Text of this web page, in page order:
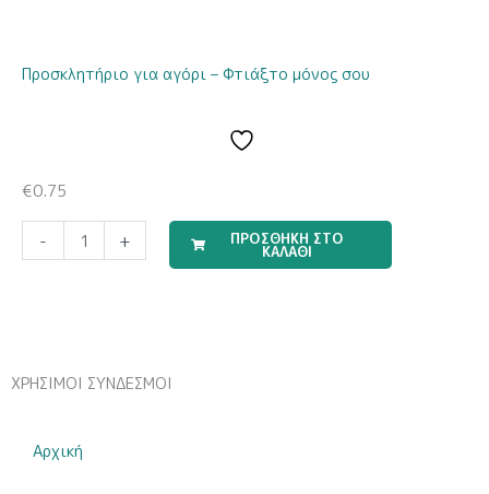
Προσκλητήριο για αγόρι – Φτιάξτο μόνος σου
€0.75
-
Αξεσουάρ
θέμα
Bonjour
+ ΠΡΟΣΘΗΚΗ ΣΤΟ
ΚΑΛΑΘΙ
ΧΡΗΣΙΜΟΙ ΣΥΝΔΕΣΜΟΙ
Αρχική